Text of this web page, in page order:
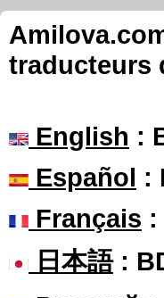
traducteurs
English :
Español :
Français :
日本語: